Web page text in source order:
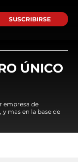
SUSCRIBIRSE
ÚNICO
empresa de
mas en la base de